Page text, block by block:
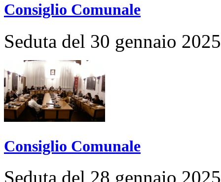
Consiglio Comunale
Seduta del 30 gennaio 2025
Consiglio Comunale
Seduta del 28 gennaio 2025